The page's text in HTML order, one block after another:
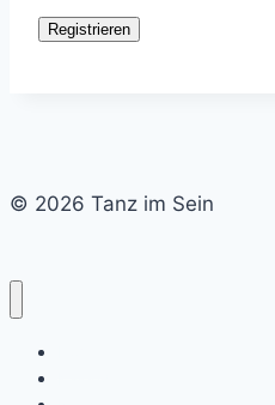
Registrieren
© 2026 Tanz im Sein